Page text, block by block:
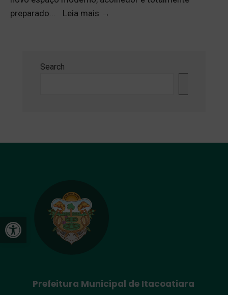
Open toolbar
preparado... Leia mais →
Search
Prefeitura Municipal de Itacoatiara